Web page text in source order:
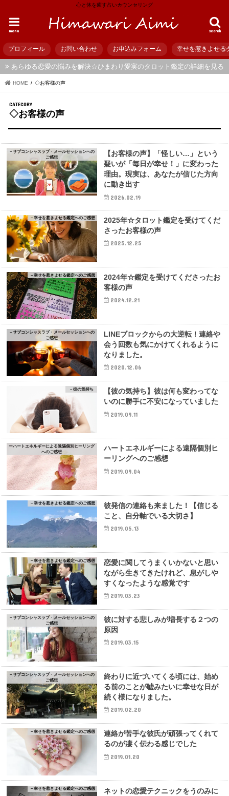
心と体を癒す占いカウンセリング
search
menu
プロフィール お問い合わせ お申込みフォーム 幸せを惹きよせる
あらゆる恋愛の悩みを解決☆ひまわり愛実のタロット鑑定の詳細を見る
HOME ◇お客様の声
◇お客様の声
－サブコンシャスラブ・メールセッションへの
ご感想
【お客様の声】「怪しい…」という
疑いが「毎日が幸せ！」に変わった
理由。現実は、あなたが信じた方向
に動き出す
2026.02.19
－幸せを惹きよせる鑑定へのご感想
2025年☆タロット鑑定を受けてくだ
さったお客様の声
2025.12.25
－幸せを惹きよせる鑑定へのご感想
2024年☆鑑定を受けてくださったお
客様の声
2024.12.21
－サブコンシャスラブ・メールセッションへの
ご感想
LINEブロックからの大逆転！連絡や
会う回数も気にかけてくれるように
なりました。
2020.12.06
－彼の気持ち
【彼の気持ち】彼は何も変わってな
いのに勝手に不安になっていました
2019.09.11
ーハートエネルギーによる遠隔個別ヒーリング
へのご感想
ハートエネルギーによる遠隔個別ヒ
ーリングへのご感想
2019.09.04
－幸せを惹きよせる鑑定へのご感想
彼発信の連絡も来ました！【信じる
こと、自分軸でいる大切さ】
2019.05.13
－幸せを惹きよせる鑑定へのご感想
恋愛に関してうまくいかないと思い
ながら生きてきたけれど、息がしや
すくなったような感覚です
2019.03.23
－サブコンシャスラブ・メールセッションへの
ご感想
彼に対する悲しみが増長する２つの
原因
2019.03.15
－サブコンシャスラブ・メールセッションへの
ご感想
終わりに近づいてくる頃には、始め
る前のことが嘘みたいに幸せな日が
続く様になりました。
2019.02.20
－幸せを惹きよせる鑑定へのご感想
連絡が苦手な彼氏が頑張ってくれて
るのが凄く伝わる感じでした
2019.01.20
－幸せを惹きよせる鑑定へのご感想
ネットの恋愛テクニックをうのみに